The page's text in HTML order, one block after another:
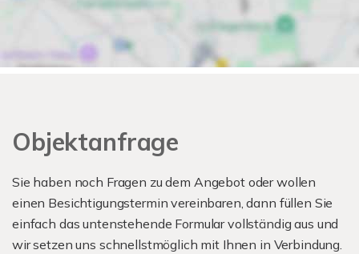
Objektanfrage
Sie haben noch Fragen zu dem Angebot oder wollen
einen Besichtigungstermin vereinbaren, dann füllen Sie
einfach das untenstehende Formular vollständig aus und
wir setzen uns schnellstmöglich mit Ihnen in Verbindung.